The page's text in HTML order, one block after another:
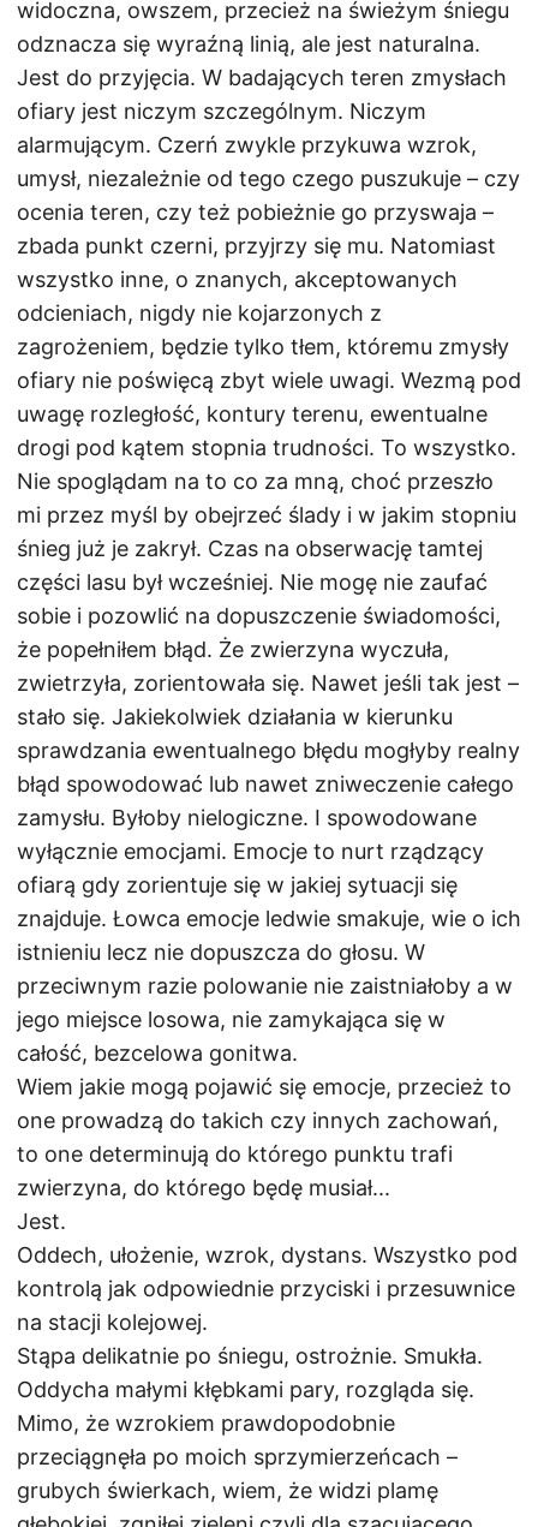
widoczna, owszem, przecież na świeżym śniegu
odznacza się wyraźną linią, ale jest naturalna.
Jest do przyjęcia. W badających teren zmysłach
ofiary jest niczym szczególnym. Niczym
alarmującym. Czerń zwykle przykuwa wzrok,
umysł, niezależnie od tego czego puszukuje – czy
ocenia teren, czy też pobieżnie go przyswaja –
zbada punkt czerni, przyjrzy się mu. Natomiast
wszystko inne, o znanych, akceptowanych
odcieniach, nigdy nie kojarzonych z
zagrożeniem, będzie tylko tłem, któremu zmysły
ofiary nie poświęcą zbyt wiele uwagi. Wezmą pod
uwagę rozległość, kontury terenu, ewentualne
drogi pod kątem stopnia trudności. To wszystko.
Nie spoglądam na to co za mną, choć przeszło
mi przez myśl by obejrzeć ślady i w jakim stopniu
śnieg już je zakrył. Czas na obserwację tamtej
części lasu był wcześniej. Nie mogę nie zaufać
sobie i pozowlić na dopuszczenie świadomości,
że popełniłem błąd. Że zwierzyna wyczuła,
zwietrzyła, zorientowała się. Nawet jeśli tak jest –
stało się. Jakiekolwiek działania w kierunku
sprawdzania ewentualnego błędu mogłyby realny
błąd spowodować lub nawet zniweczenie całego
zamysłu. Byłoby nielogiczne. I spowodowane
wyłącznie emocjami. Emocje to nurt rządzący
ofiarą gdy zorientuje się w jakiej sytuacji się
znajduje. Łowca emocje ledwie smakuje, wie o ich
istnieniu lecz nie dopuszcza do głosu. W
przeciwnym razie polowanie nie zaistniałoby a w
jego miejsce losowa, nie zamykająca się w
całość, bezcelowa gonitwa.
Wiem jakie mogą pojawić się emocje, przecież to
one prowadzą do takich czy innych zachowań,
to one determinują do którego punktu trafi
zwierzyna, do którego będę musiał...
Jest.
Oddech, ułożenie, wzrok, dystans. Wszystko pod
kontrolą jak odpowiednie przyciski i przesuwnice
na stacji kolejowej.
Stąpa delikatnie po śniegu, ostrożnie. Smukła.
Oddycha małymi kłębkami pary, rozgląda się.
Mimo, że wzrokiem prawdopodobnie
przeciągnęła po moich sprzymierzeńcach –
grubych świerkach, wiem, że widzi plamę